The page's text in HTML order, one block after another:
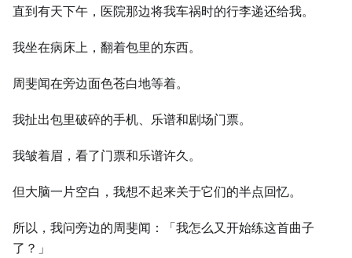
直到有天下午，医院那边将我车祸时的行李递还给我。
我坐在病床上，翻着包里的东西。
周斐闻在旁边面色苍白地等着。
我扯出包里破碎的手机、乐谱和剧场门票。
我皱着眉，看了门票和乐谱许久。
但大脑一片空白，我想不起来关于它们的半点回忆。
所以，我问旁边的周斐闻：「我怎么又开始练这首曲子
了？」